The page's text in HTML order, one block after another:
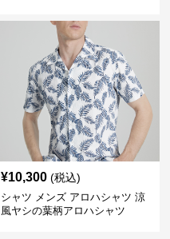
¥10,300 (税込)
シャツ メンズ アロハシャツ 涼
風ヤシの葉柄アロハシャツ